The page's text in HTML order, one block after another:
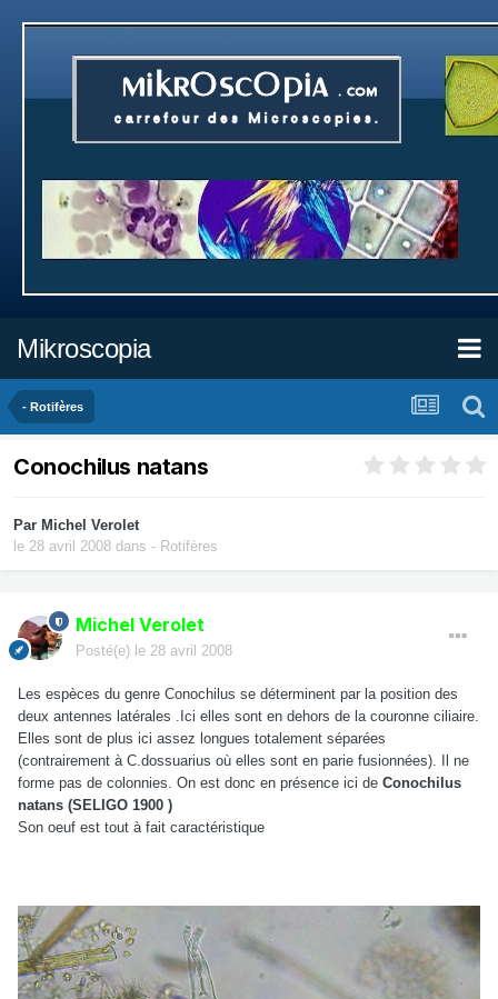
Mikroscopia
- Rotifères
Conochilus natans
Par Michel Verolet
le 28 avril 2008 dans - Rotifères
Michel Verolet
Posté(e) le 28 avril 2008
Les espèces du genre Conochilus se déterminent par la position des
deux antennes latérales .Ici elles sont en dehors de la couronne ciliaire.
Elles sont de plus ici assez longues totalement séparées
(contrairement à C.dossuarius où elles sont en parie fusionnées). Il ne
forme pas de colonnies. On est donc en présence ici de Conochilus
natans (SELIGO 1900 )
Son oeuf est tout à fait caractéristique